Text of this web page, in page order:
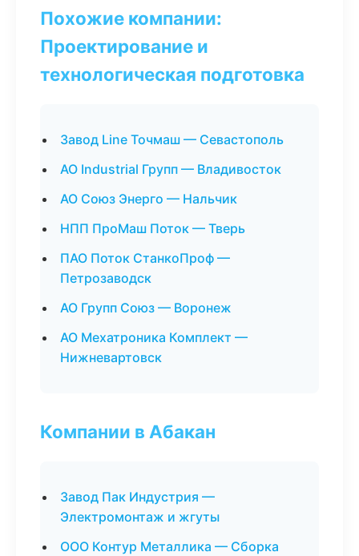
Похожие компании:
Проектирование и
технологическая подготовка
Завод Line Точмаш — Севастополь
АО Industrial Групп — Владивосток
АО Союз Энерго — Нальчик
НПП ПроМаш Поток — Тверь
ПАО Поток СтанкоПроф —
Петрозаводск
АО Групп Союз — Воронеж
АО Мехатроника Комплект —
Нижневартовск
Компании в Абакан
Завод Пак Индустрия —
Электромонтаж и жгуты
ООО Контур Металлика — Сборка